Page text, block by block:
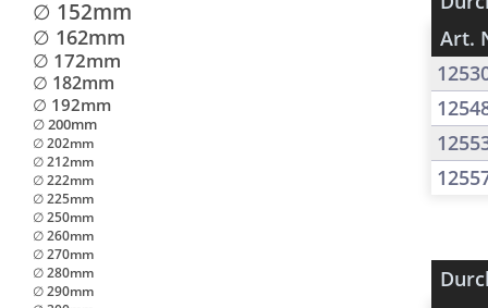
Art.
∅ 152mm
∅ 162mm
∅ 172mm
∅ 182mm
∅ 192mm
∅ 200mm
∅ 202mm
∅ 212mm
∅ 222mm
∅ 225mm
∅ 250mm
∅ 260mm
∅ 270mm
∅ 280mm
∅ 290mm